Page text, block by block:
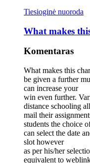
Tiesioginė nuoroda
What makes
Komentaras
What makes this
be given a further
can increase your
win even further.
distance schooling
mail their
students the choice
can select the date
slot however
as per his/her
equivalent to